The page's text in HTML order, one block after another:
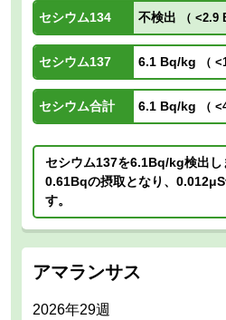
セシウム134 不検出 （ <2.9
セシウム137 6.1 Bq/kg （
セシウム合計 6.1 Bq/kg （
セシウム137を6.1Bq/kg検出
0.61Bqの摂取となり、
す。
アマランサス
2026年29週